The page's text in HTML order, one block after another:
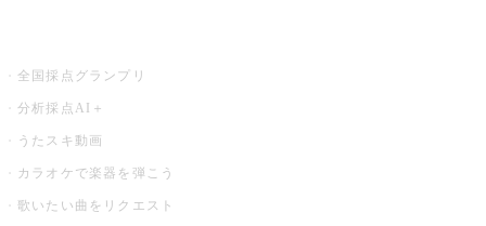
全国採点グランプリ
分析採点AI＋
うたスキ動画
カラオケで楽器を弾こう
歌いたい曲をリクエスト